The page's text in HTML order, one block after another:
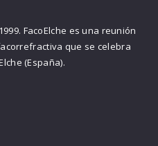
FacoElche es una reunión
que se celebra
(España).